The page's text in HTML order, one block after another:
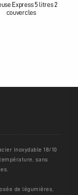
Express 5 litres 2
couvercles
inoxydable 18/10
sans
de légumières,